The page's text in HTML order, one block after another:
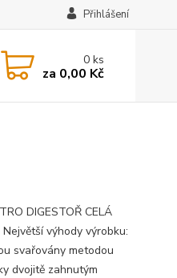
Přihlášení
0ks
za 0,00 Kč
DIGESTOŘ CELÁ
výhody výrobku:
svařovány metodou
dvojitě zahnutým